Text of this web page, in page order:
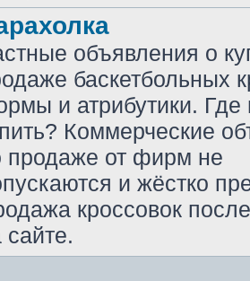
объявления о
баскетбольных
и атрибутики. Где
Коммерческие
продаже от фирм не
и жёстко
кроссовок
сайте.